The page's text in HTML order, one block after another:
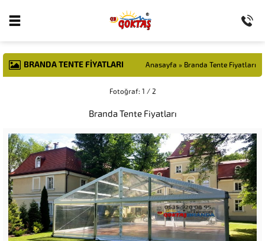
BRANDA TENTE FIYATLARI Anasayfa » Branda Tente Fiyatları
Fotoğraf: 1 / 2
Branda Tente Fiyatları